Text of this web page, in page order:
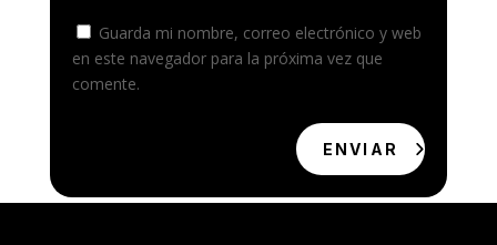
Guarda mi nombre, correo electrónico y web
en este navegador para la próxima vez que
comente.
ENVIAR